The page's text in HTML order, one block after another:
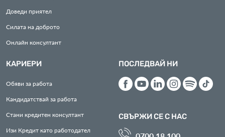
Доведи приятел
Силата на доброто
Онлайн консултант
КАРИЕРИ
Обяви за работа
Кандидатствай за работа
Стани кредитен консултант
Изи Кредит като работодател
ПОСЛЕДВАЙ НИ
СВЪРЖИ СЕ С НАС